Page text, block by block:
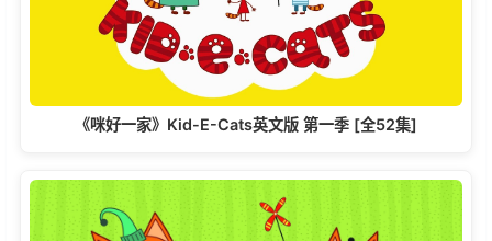
《咪好一家》Kid-E-Cats英文版‎ 第一季 [全52集]